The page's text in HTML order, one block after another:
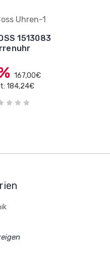
Uhren-1
1513083
167,00€
184,24€